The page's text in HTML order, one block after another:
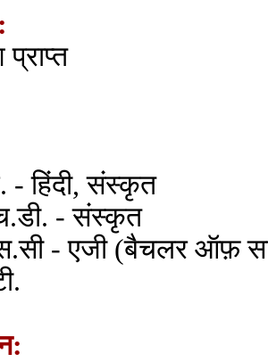
- हिंदी, संस्कृत
- संस्कृत
- एजी (बैचलर ऑफ़